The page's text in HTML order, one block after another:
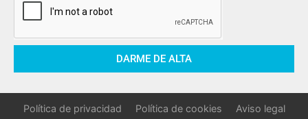
DARME DE ALTA
Política de privacidad Política de cookies Aviso legal